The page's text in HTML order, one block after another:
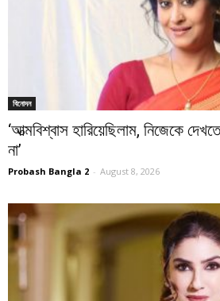
বিনোদন
‘আত্মবিশ্বাস হারিয়েছিলাম, নিজেকে
না’
Probash Bangla 2 - August 8, 2026